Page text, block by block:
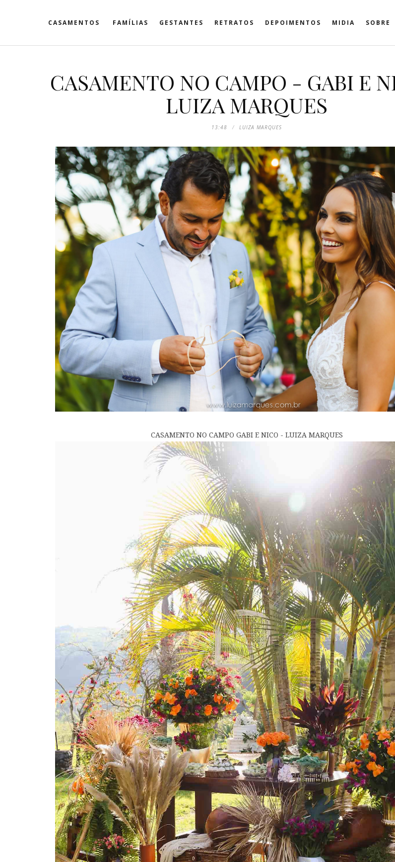
CASAMENTOS FAMÍLIAS GESTANTES RETRATOS DEPOIMENTOS MIDIA SOBRE
CASAMENTO NO CAMPO - GABI E
LUIZA MARQUES
13:48 LUIZA MARQUES
CASAMENTO NO CAMPO GABI E NICO - LUIZA MARQUES